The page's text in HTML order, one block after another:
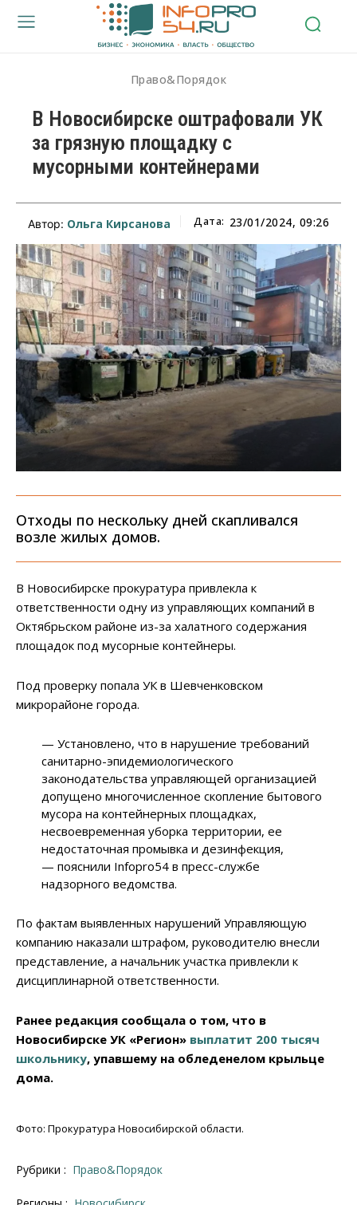
Право&Порядок
В Новосибирске оштрафовали УК
за грязную площадку с
мусорными контейнерами
Автор: Ольга Кирсанова Дата: 23/01/2024, 09:26
Отходы по нескольку дней скапливался
возле жилых домов.
В Новосибирске прокуратура привлекла к
ответственности одну из управляющих компаний в
Октябрьском районе из-за халатного содержания
площадок под мусорные контейнеры.
Под проверку попала УК в Шевченковском
микрорайоне города.
— Установлено, что в нарушение требований
санитарно-эпидемиологического
законодательства управляющей организацией
допущено многочисленное скопление бытового
мусора на контейнерных площадках,
несвоевременная уборка территории, ее
недостаточная промывка и дезинфекция,
— пояснили Infopro54 в пресс-службе
надзорного ведомства.
По фактам выявленных нарушений Управляющую
компанию наказали штрафом, руководителю внесли
представление, а начальник участка привлекли к
дисциплинарной ответственности.
Ранее редакция сообщала о том, что в
Новосибирске УК «Регион» выплатит 200 тысяч
школьнику, упавшему на обледенелом крыльце
дома.
Фото: Прокуратура Новосибирской области.
Рубрики : Право&Порядок